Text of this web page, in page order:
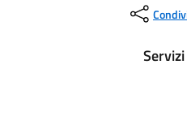
Servizi